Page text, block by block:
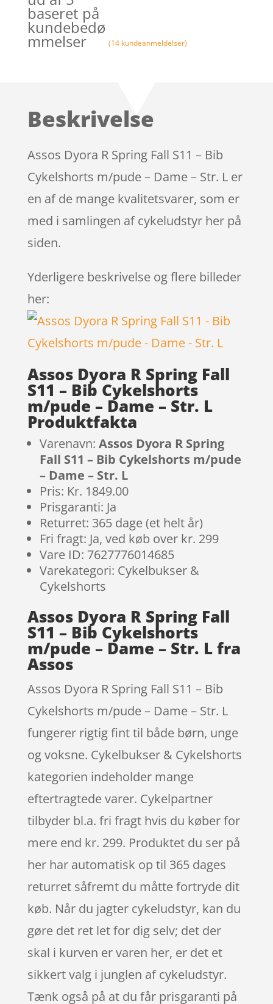
baseret på
kundebedø
mmelser (14 kundeanmeldelser)
Beskrivelse
Assos Dyora R Spring Fall S11 – Bib
Cykelshorts m/pude – Dame – Str. L er
en af de mange kvalitetsvarer, som er
med i samlingen af cykeludstyr her på
siden.
Yderligere beskrivelse og flere billeder
her:
Assos Dyora R Spring Fall
S11 – Bib Cykelshorts
m/pude – Dame – Str. L
Produktfakta
Varenavn: Assos Dyora R Spring
Fall S11 – Bib Cykelshorts m/pude
– Dame – Str. L
Pris: Kr. 1849.00
Prisgaranti: Ja
Returret: 365 dage (et helt år)
Fri fragt: Ja, ved køb over kr. 299
Vare ID: 7627776014685
Varekategori: Cykelbukser &
Cykelshorts
Assos Dyora R Spring Fall
S11 – Bib Cykelshorts
m/pude – Dame – Str. L fra
Assos
Assos Dyora R Spring Fall S11 – Bib
Cykelshorts m/pude – Dame – Str. L
fungerer rigtig fint til både børn, unge
og voksne. Cykelbukser & Cykelshorts
kategorien indeholder mange
eftertragtede varer. Cykelpartner
tilbyder bl.a. fri fragt hvis du køber for
mere end kr. 299. Produktet du ser på
her har automatisk op til 365 dages
returret såfremt du måtte fortryde dit
køb. Når du jagter cykeludstyr, kan du
gøre det ret let for dig selv; det der
skal i kurven er varen her, er det et
sikkert valg i junglen af cykeludstyr.
Tænk også på at du får prisgaranti på